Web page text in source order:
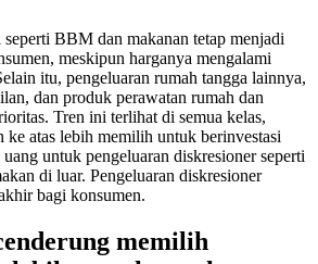
seperti BBM dan makanan tetap menjadi
meskipun harganya mengalami
itu, pengeluaran rumah tangga lainnya,
dan produk perawatan rumah dan
Tren ini terlihat di semua kelas,
ke atas lebih memilih untuk berinvestasi
untuk pengeluaran diskresioner seperti
di luar. Pengeluaran diskresioner
bagi konsumen.
memilih